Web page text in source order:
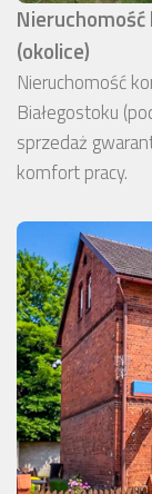
(okolice)
Nieruchomość
Białegostoku
sprzedaż
komfort pracy.